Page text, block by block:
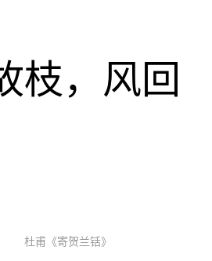
枝，风回
杜甫《寄贺兰铦》